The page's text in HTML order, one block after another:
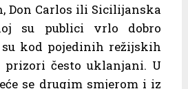
Don Carlos ili Sicilijanska
su publici vrlo dobro
kod pojedinih režijskih
prizori često uklanjani. U
se drugim smjerom i iz